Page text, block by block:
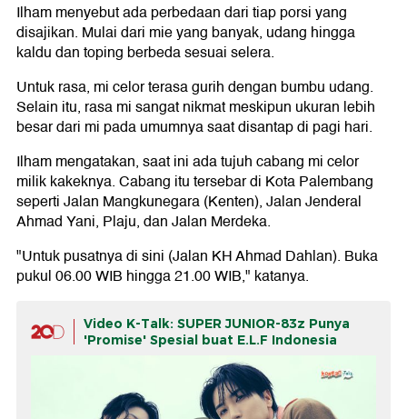
Ilham menyebut ada perbedaan dari tiap porsi yang
disajikan. Mulai dari mie yang banyak, udang hingga
kaldu dan toping berbeda sesuai selera.
Untuk rasa, mi celor terasa gurih dengan bumbu udang.
Selain itu, rasa mi sangat nikmat meskipun ukuran lebih
besar dari mi pada umumnya saat disantap di pagi hari.
Ilham mengatakan, saat ini ada tujuh cabang mi celor
milik kakeknya. Cabang itu tersebar di Kota Palembang
seperti Jalan Mangkunegara (Kenten), Jalan Jenderal
Ahmad Yani, Plaju, dan Jalan Merdeka.
"Untuk pusatnya di sini (Jalan KH Ahmad Dahlan). Buka
pukul 06.00 WIB hingga 21.00 WIB," katanya.
Video K-Talk: SUPER JUNIOR-83z Punya
'Promise' Spesial buat E.L.F Indonesia